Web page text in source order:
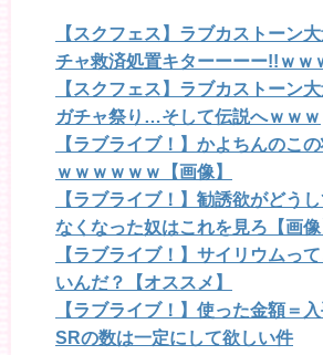
【スクフェス】ラブカストーン
チャ救済処置キターーーー!!ｗｗ
【スクフェス】ラブカストーン
ガチャ祭り…そして伝説へｗｗｗ
【ラブライブ！】かよちんのこ
ｗｗｗｗｗｗ【画像】
【ラブライブ！】勧誘欲がどう
なくなった奴はこれを見ろ【画像
【ラブライブ！】サイリウムっ
いんだ？【オススメ】
【ラブライブ！】使った金額＝
SRの数は一定にして欲しい件